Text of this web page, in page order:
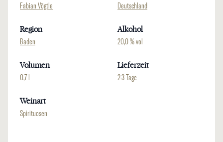
Fabian Vögtle Deutschland
Region
Baden
Alkohol
20,0 % vol
Volumen
0,7 l
Lieferzeit
2-3 Tage
Weinart
Spirituosen